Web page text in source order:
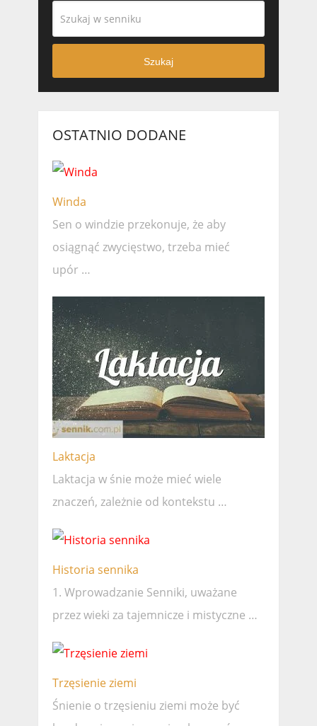
Szukaj
OSTATNIO DODANE
Winda
Sen o windzie przekonuje, że ​​aby
osiągnąć zwycięstwo, trzeba mieć
upór …
Laktacja
Laktacja w śnie może mieć wiele
znaczeń, zależnie od kontekstu …
Historia sennika
1. Wprowadzanie Senniki, uważane
przez wieki za tajemnicze i mistyczne …
Trzęsienie ziemi
Śnienie o trzęsieniu ziemi może być